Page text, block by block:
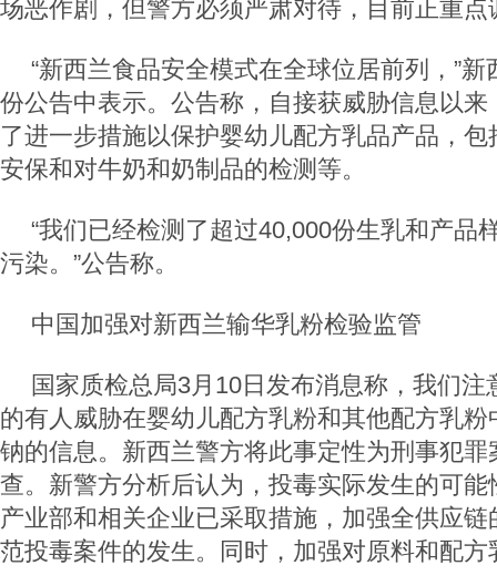
场恶作剧，但警方必须严肃对待，目前正重点
“新西兰食品安全模式在全球位居前列，”
份公告中表示。公告称，自接获威胁信息以
了进一步措施以保护婴幼儿配方乳品产品，
安保和对牛奶和奶制品的检测等。
“我们已经检测了超过40,000份生乳和产品
污染。”公告称。
中国加强对新西兰输华乳粉检验监管
国家质检总局3月10日发布消息称，我们
的有人威胁在婴幼儿配方乳粉和其他配方乳
钠的信息。新西兰警方将此事定性为刑事犯
查。新警方分析后认为，投毒实际发生的可
产业部和相关企业已采取措施，加强全供应
范投毒案件的发生。同时，加强对原料和配